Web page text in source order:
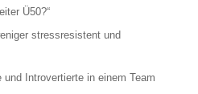
Ü50?“
stressresistent und
und Introvertierte in einem Team